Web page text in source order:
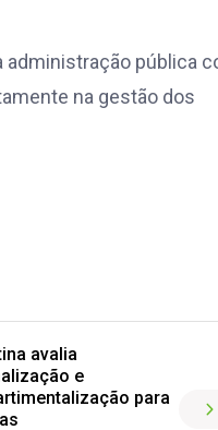
pública
na gestão dos
avalia
e
para